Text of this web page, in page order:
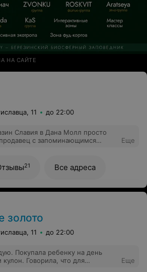
НА САЙТЕ
11 до 22:00
Славия в Дана Молл просто
итоге я вышла с покупкой
действительно оказались
Еще
21 Все адреса
золото
11 до 22:00
Покупала ребенку на день
Говорила, что для
Еще